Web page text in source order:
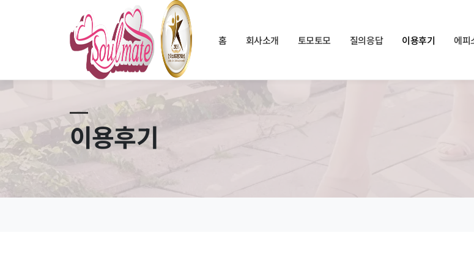
홈 회사소개 토모토모 질의응답 이용후기 에피
이용후기